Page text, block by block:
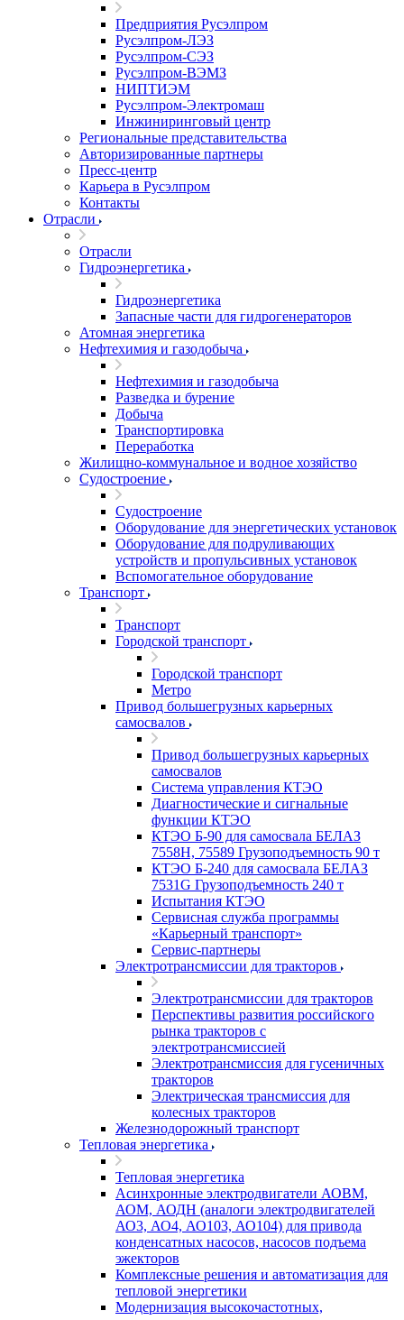
Предприятия Русэлпром
Русэлпром-ЛЭЗ
Русэлпром-СЭЗ
Русэлпром-ВЭМЗ
НИПТИЭМ
Русэлпром-Электромаш
Инжиниринговый центр
Региональные представительства
Авторизированные партнеры
Пресс-центр
Карьера в Русэлпром
Контакты
Отрасли
Отрасли
Гидроэнергетика
Гидроэнергетика
Запасные части для гидрогенераторов
Атомная энергетика
Нефтехимия и газодобыча
Нефтехимия и газодобыча
Разведка и бурение
Добыча
Транспортировка
Переработка
Жилищно-коммунальное и водное хозяйство
Судостроение
Судостроение
Оборудование для энергетических установок
Оборудование для подруливающих
устройств и пропульсивных установок
Вспомогательное оборудование
Транспорт
Транспорт
Городской транспорт
Городской транспорт
Метро
Привод большегрузных карьерных
самосвалов
Привод большегрузных карьерных
самосвалов
Система управления КТЭО
Диагностические и сигнальные
функции КТЭО
КТЭО Б-90 для самосвала БЕЛАЗ
7558H, 75589 Грузоподъемность 90 т
КТЭО Б-240 для самосвала БЕЛАЗ
7531G Грузоподъемность 240 т
Испытания КТЭО
Сервисная служба программы
«Карьерный транспорт»
Сервис-партнеры
Электротрансмиссии для тракторов
Электротрансмиссии для тракторов
Перспективы развития российского
рынка тракторов с
электротрансмиссией
Электротрансмиссия для гусеничных
тракторов
Электрическая трансмиссия для
колесных тракторов
Железнодорожный транспорт
Тепловая энергетика
Тепловая энергетика
Асинхронные электродвигатели АОВМ,
АОМ, АОДН (аналоги электродвигателей
АО3, АО4, АО103, АО104) для привода
конденсатных насосов, насосов подъема
эжекторов
Комплексные решения и автоматизация для
тепловой энергетики
Модернизация высокочастотных,